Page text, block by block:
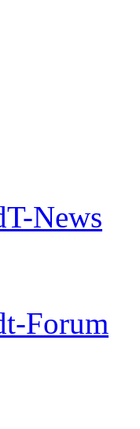
News
Forum